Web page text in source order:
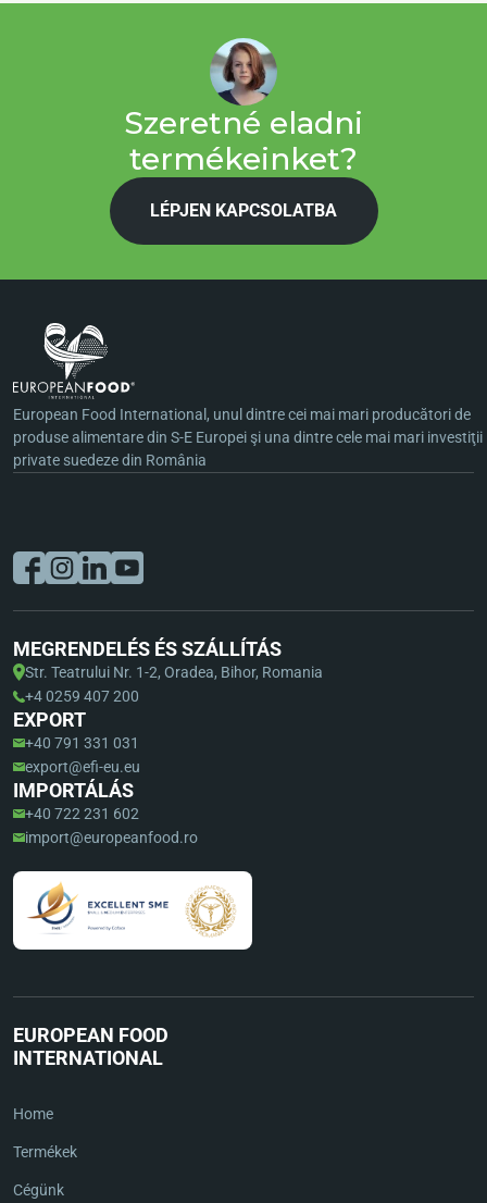
Szeretné eladni
termékeinket?
LÉPJEN KAPCSOLATBA
European Food International, unul dintre cei mai mari producători de
produse alimentare din S-E Europei şi una dintre cele mai mari investiţii
private suedeze din România
MEGRENDELÉS ÉS SZÁLLÍTÁS
Str. Teatrului Nr. 1-2, Oradea, Bihor, Romania
+4 0259 407 200
EXPORT
+40 791 331 031
export@efi-eu.eu
IMPORTÁLÁS
+40 722 231 602
import@europeanfood.ro
EUROPEAN FOOD
INTERNATIONAL
Home
Termékek
Cégünk